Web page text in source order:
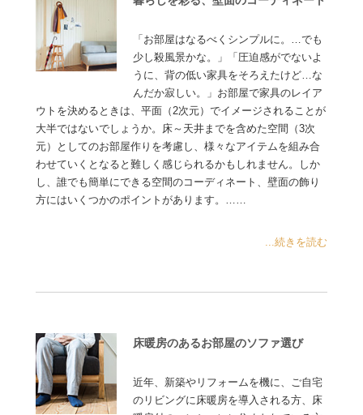
「お部屋はなるべくシンプルに。…でも
少し殺風景かな。」「圧迫感がでないよ
うに、背の低い家具をそろえたけど…な
んだか寂しい。」お部屋で家具のレイア
ウトを決めるときは、平面（2次元）でイメージされることが
大半ではないでしょうか。床～天井までを含めた空間（3次
元）としてのお部屋作りを考慮し、様々なアイテムを組み合
わせていくとなると難しく感じられるかもしれません。しか
し、誰でも簡単にできる空間のコーディネート、壁面の飾り
方にはいくつかのポイントがあります。……
...続きを読む
床暖房のあるお部屋のソファ選び
近年、新築やリフォームを機に、ご自宅
のリビングに床暖房を導入される方、床